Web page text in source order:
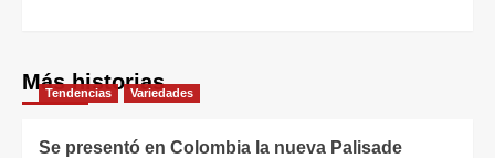
Más historias
Tendencias Variedades
Se presentó en Colombia la nueva Palisade